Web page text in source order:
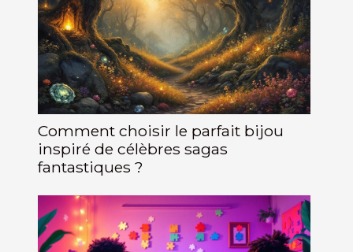
Comment choisir le parfait bijou
inspiré de célèbres sagas
fantastiques ?